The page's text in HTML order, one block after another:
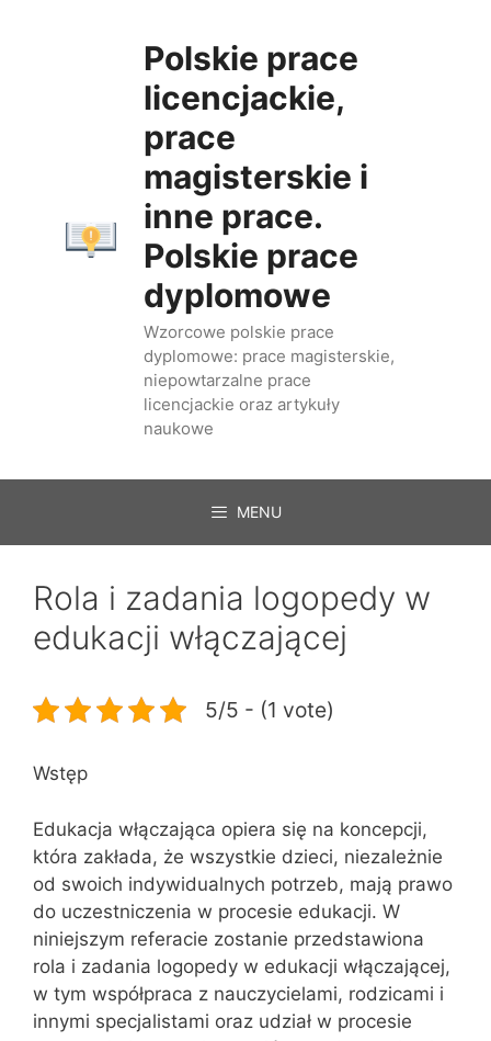
Polskie prace
licencjackie,
prace
magisterskie i
inne prace.
Polskie prace
dyplomowe
Wzorcowe polskie prace
dyplomowe: prace magisterskie,
niepowtarzalne prace
licencjackie oraz artykuły
naukowe
MENU
Rola i zadania logopedy w
edukacji włączającej
5/5 - (1 vote)
Wstęp
Edukacja włączająca opiera się na koncepcji,
która zakłada, że wszystkie dzieci, niezależnie
od swoich indywidualnych potrzeb, mają prawo
do uczestniczenia w procesie edukacji. W
niniejszym referacie zostanie przedstawiona
rola i zadania logopedy w edukacji włączającej,
w tym współpraca z nauczycielami, rodzicami i
innymi specjalistami oraz udział w procesie